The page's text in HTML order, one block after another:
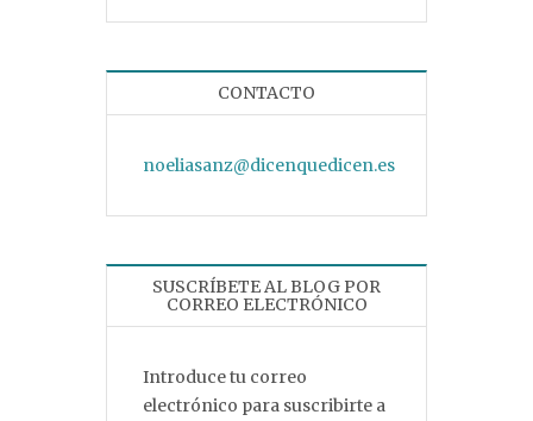
CONTACTO
noeliasanz@dicenquedicen.es
SUSCRÍBETE AL BLOG POR
CORREO ELECTRÓNICO
Introduce tu correo
electrónico para suscribirte a